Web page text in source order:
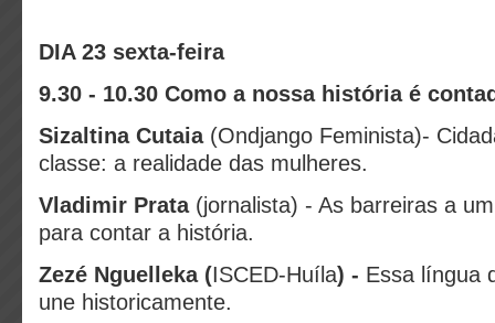
DIA 23 sexta-feira
9.30 - 10.30 Como a nossa história é
Sizaltina Cutaia(Ondjango Feminista)-
classe: a realidade das mulheres.
Vladimir Prata(jornalista) - As barreiras a
para contar a história.
Zezé Nguelleka (ISCED-Huíla) - Essa língua
une historicamente.